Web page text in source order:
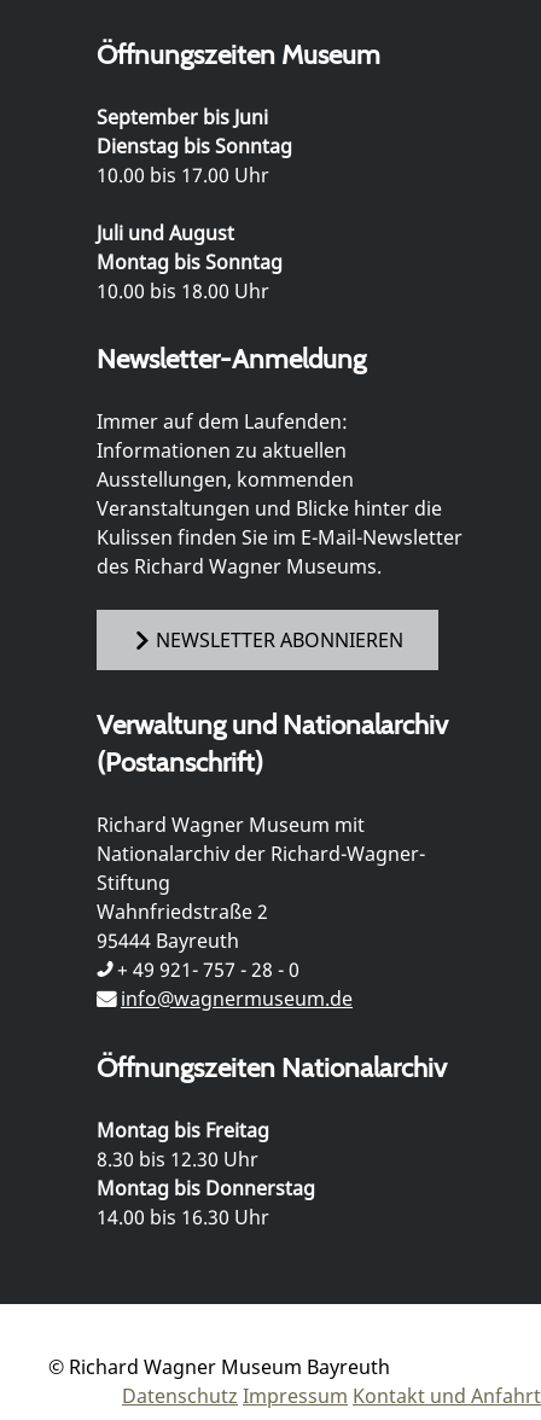
Öffnungszeiten Museum
September bis Juni
Dienstag bis Sonntag
10.00 bis 17.00 Uhr
Juli und August
Montag bis Sonntag
10.00 bis 18.00 Uhr
Newsletter-Anmeldung
Immer auf dem Laufenden:
Informationen zu aktuellen
Ausstellungen, kommenden
Veranstaltungen und Blicke hinter die
Kulissen finden Sie im E-Mail-Newsletter
des Richard Wagner Museums.
NEWSLETTER ABONNIEREN
Verwaltung und Nationalarchiv
(Postanschrift)
Richard Wagner Museum mit
Nationalarchiv der Richard-Wagner-
Stiftung
Wahnfriedstraße 2
95444 Bayreuth
+ 49 921- 757 - 28 - 0
info@wagnermuseum.de
Öffnungszeiten Nationalarchiv
Montag bis Freitag
8.30 bis 12.30 Uhr
Montag bis Donnerstag
14.00 bis 16.30 Uhr
© Richard Wagner Museum Bayreuth
Datenschutz Impressum Kontakt und Anfahrt